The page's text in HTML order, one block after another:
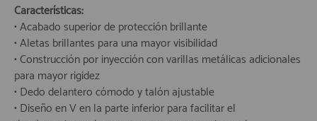
Características:
• Acabado superior de protección brillante
• Aletas brillantes para una mayor visibilidad
• Construcción por inyección con varillas metálicas adicionales
para mayor rigidez
• Dedo delantero cómodo y talón ajustable
• Diseño en V en la parte inferior para facilitar el